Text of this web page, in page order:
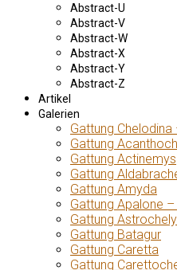
Abstract-U
Abstract-V
Abstract-W
Abstract-X
Abstract-Y
Abstract-Z
Artikel
Galerien
Gattung
Gattung
Gattung Actinemys
Gattung
Gattung Amyda
Gattung Apalone
Gattung
Gattung Batagur
Gattung Caretta
Gattung